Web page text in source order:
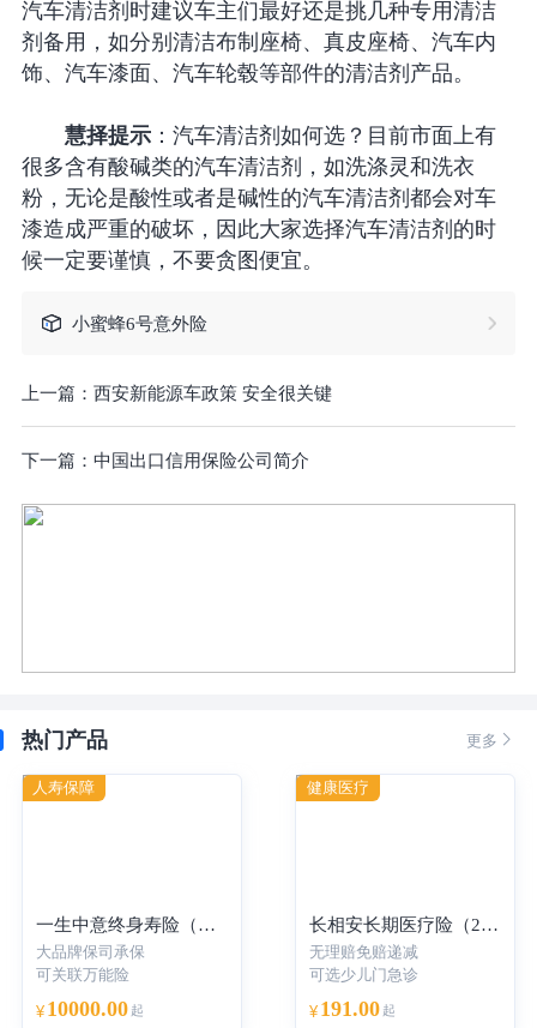
汽车清洁剂时建议车主们最好还是挑几种专用清洁
剂备用，如分别清洁布制座椅、真皮座椅、汽车内
饰、汽车漆面、汽车轮毂等部件的清洁剂产品。
慧择提示：汽车清洁剂如何选？目前市面上有
很多含有酸碱类的汽车清洁剂，如洗涤灵和洗衣
粉，无论是酸性或者是碱性的汽车清洁剂都会对车
漆造成严重的破坏，因此大家选择汽车清洁剂的时
候一定要谨慎，不要贪图便宜。
小蜜蜂6号意外险
上一篇： 西安新能源车政策 安全很关键
下一篇： 中国出口信用保险公司简介
热门产品 更多 
一生中意终身寿险（分红型）-年交
大品牌保司承保
可关联万能险
¥ 10000.00 起
人寿保障
长相安长期医疗险（20年保证续保）—个人版
无理赔免赔递减
可选少儿门急诊
¥ 191.00 起
健康医疗